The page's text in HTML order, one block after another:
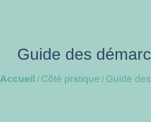
Guide des
Accueil / Côté pratique / Guide